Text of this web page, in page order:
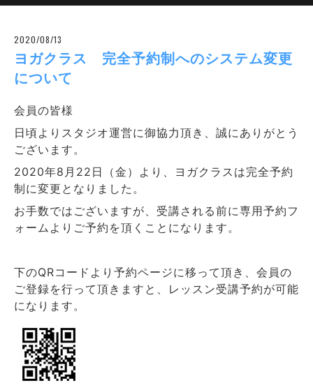
2020/08/13
ヨガクラス 完全予約制へのシステム変更
について
会員の皆様
日頃よりスタジオ運営に御協力頂き、誠にありがとう
ございます。
2020年8月22日（金）より、ヨガクラスは完全予約
制に変更となりました。
お手数ではございますが、受講される前に専用予約フ
ォームよりご予約を頂くことになります。
下のQRコードより予約ページに移って頂き、会員の
ご登録を行って頂きますと、レッスン受講予約が可能
になります。